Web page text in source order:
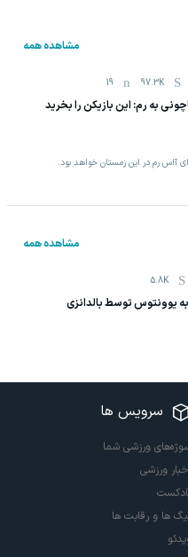
مشاهده همه
97.3K
19
به رم: این بازیکن را بخرید
آاس رم در این زمستان خواهد بود.
مشاهده همه
5.8K
یوونتوس توسط بالدانزی
سرویس ها
ورزشی شما
ورزشی
ها و رقابت ها